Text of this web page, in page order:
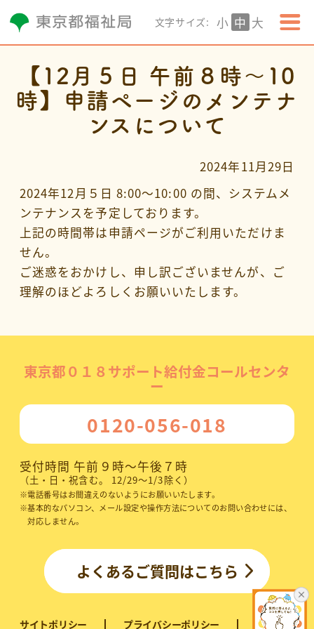
文字サイズ: 小 中 大
【12月５日 午前８時〜10
時】申請ページのメンテナ
ンスについて
2024年11月29日
2024年12月５日 8:00〜10:00 の間、システムメ
ンテナンスを予定しております。
上記の時間帯は申請ページがご利用いただけま
せん。
ご迷惑をおかけし、申し訳ございませんが、ご
理解のほどよろしくお願いいたします。
東京都０１８ サポート給付金コールセンタ
ー
0120-056-018
受付時間 午前９時～午後７時
（土・日・祝含む。 12/29～1/3除く）
※電話番号はお間違えのないようにお願いいたします。
※基本的なパソコン、メール設定や操作方法についてのお問い合わせには、
対応しません。
よくあるご質問はこちら
サイトポリシー プライバシーポリシー 利用規約